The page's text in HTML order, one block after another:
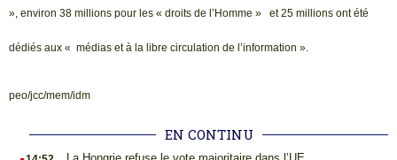
», environ 38 millions pour les « droits de l’Homme » et 25 millions ont été
dédiés aux « médias et à la libre circulation de l’information ».
peo/jcc/mem/idm
EN CONTINU
.